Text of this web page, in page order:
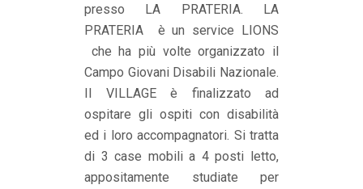
presso LA PRATERIA. LA
PRATERIA è un service LIONS
che ha più volte organizzato il
Campo Giovani Disabili Nazionale.
Il VILLAGE è finalizzato ad
ospitare gli ospiti con disabilità
ed i loro accompagnatori. Si tratta
di 3 case mobili a 4 posti letto,
appositamente studiate per